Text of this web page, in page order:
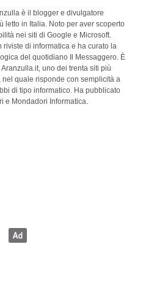
è il blogger e divulgatore
letto in Italia. Noto per aver scoperto
nei siti di Google e Microsoft.
riviste di informatica e ha curato la
del quotidiano Il Messaggero. È
uno dei trenta siti più
nel quale risponde con semplicità a
di tipo informatico. Ha pubblicato
e Mondadori Informatica.